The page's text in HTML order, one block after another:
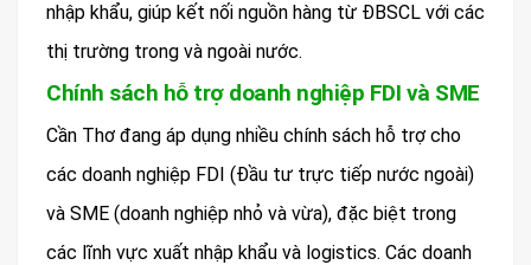
nhập khẩu, giúp kết nối nguồn hàng từ ĐBSCL với các
thị trường trong và ngoài nước.
Chính sách hỗ trợ doanh nghiệp FDI và SME
Cần Thơ đang áp dụng nhiều chính sách hỗ trợ cho
các doanh nghiệp FDI (Đầu tư trực tiếp nước ngoài)
và SME (doanh nghiệp nhỏ và vừa), đặc biệt trong
các lĩnh vực xuất nhập khẩu và logistics. Các doanh